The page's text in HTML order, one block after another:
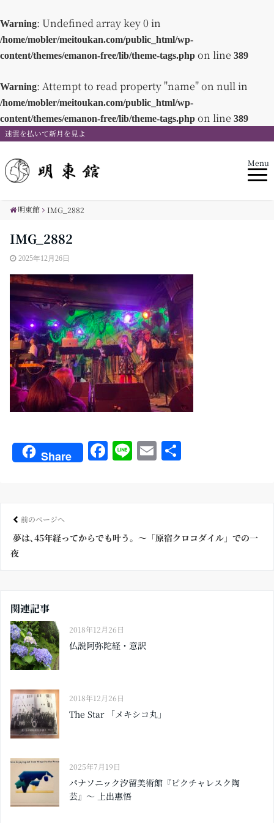
Warning: Undefined array key 0 in
/home/mobler/meitoukan.com/public_html/wp-
content/themes/emanon-free/lib/theme-tags.php on line 389
Warning: Attempt to read property "name" on null in
/home/mobler/meitoukan.com/public_html/wp-
content/themes/emanon-free/lib/theme-tags.php on line 389
迷雲を払いて新月を見よ
Menu
明東館 IMG_2882
IMG_2882
2025年12月26日
Share
Fa Li
E
前のページへ
夢は､45年経ってからでも叶う。〜「原宿クロコダイル」での一
夜
関連記事
2018年12月26日
仏説阿弥陀経・意訳
2018年12月26日
The Star 「メキシコ丸」
2025年7月19日
パナソニック汐留美術館『ピクチャレスク陶
芸』〜 上出惠悟